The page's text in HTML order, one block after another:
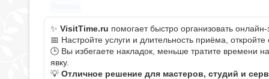
✨ VisitTime.ru помогает быстро организовать
📅 Настройте услуги и длительность приёма,
🕒 Вы избегаете накладок, меньше тратите времени
явку.
💡 Отличное решение для мастеров, студий и